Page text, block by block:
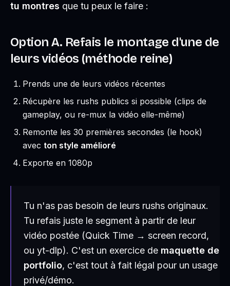
tu montres que tu peux le faire :
Option A. Refais le montage d'une de
leurs vidéos (méthode reine)
Prends une de leurs vidéos récentes
Récupère les rushs publics si possible (clips de
gameplay, ou re-mux la vidéo elle-même)
Remonte les 30 premières secondes (le hook)
avec ton style amélioré
Exporte en 1080p
Tu n'as pas besoin de leurs rushs originaux.
Tu refais juste le segment à partir de leur
vidéo postée (Quick Time → screen record,
ou yt-dlp). C'est un exercice de maquette de
portfolio, c'est tout à fait légal pour un usage
privé/démo.